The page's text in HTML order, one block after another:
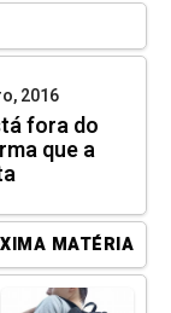
2016
fora do
que a
MATÉRIA